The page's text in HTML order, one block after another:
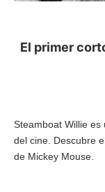
El primer
Steamboat Willie es
del cine. Descubre
de Mickey Mouse.